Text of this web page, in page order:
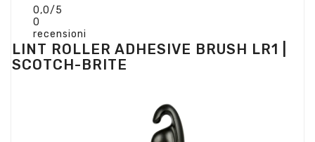
0,0/5
0
recensioni
LINT ROLLER ADHESIVE BRUSH LR1 |
SCOTCH-BRITE